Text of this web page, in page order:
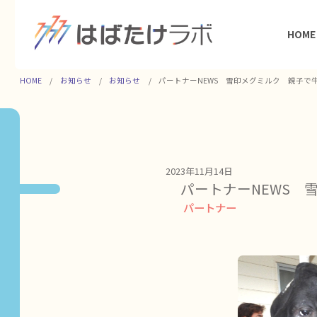
HOME
HOME お知らせ お知らせ パートナーNEWS 雪印メグミルク 親子で
2023年11月14日
パートナーNEWS
パートナー